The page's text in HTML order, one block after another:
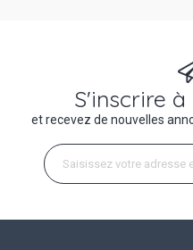
S'inscrire
et recevez de nouvelles